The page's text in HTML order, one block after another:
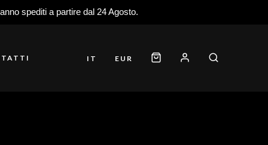
spediti a partire dal 24 Agosto.
IT EUR